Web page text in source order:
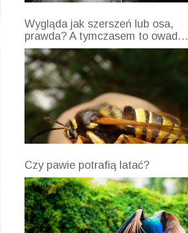
Wygląda jak szerszeń lub osa,
prawda? A tymczasem to owad…
Czy pawie potrafią latać?